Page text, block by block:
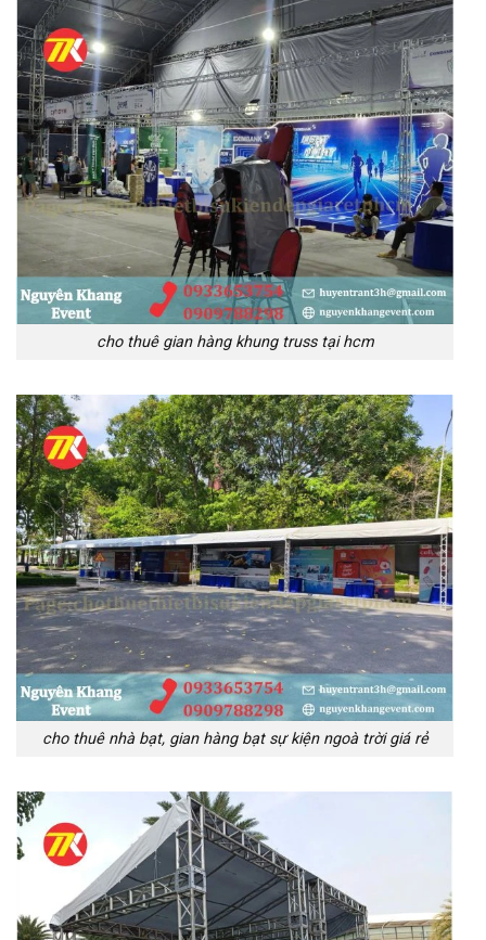
cho thuê gian hàng khung truss tại hcm
cho thuê nhà bạt, gian hàng bạt sự kiện ngoà trời giá rẻ